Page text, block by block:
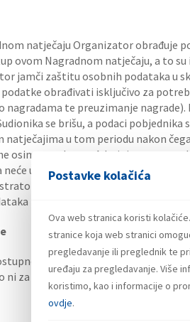
Postavke kolačića
Ova web stranica koristi
stranice koja web stranici
pregledavanje ili preglednik te
uređaju za pregledavanje. Više
koristimo, kao i informacije o
ovdje.
natječaju Organizator obrađuje
ovom Nagradnom natječaju, a to
jamči zaštitu osobnih podataka u
obrađivati isključivo za
te preuzimanje
se brišu, a podaci pobjednika
u tom periodu nakon
osim navedenog. Administrator se
ustupati trećim osobama, osim
obvezan iste podatke dostaviti u
nalazi se na
servisa Facebook i/ili
ni za dostupnost internet